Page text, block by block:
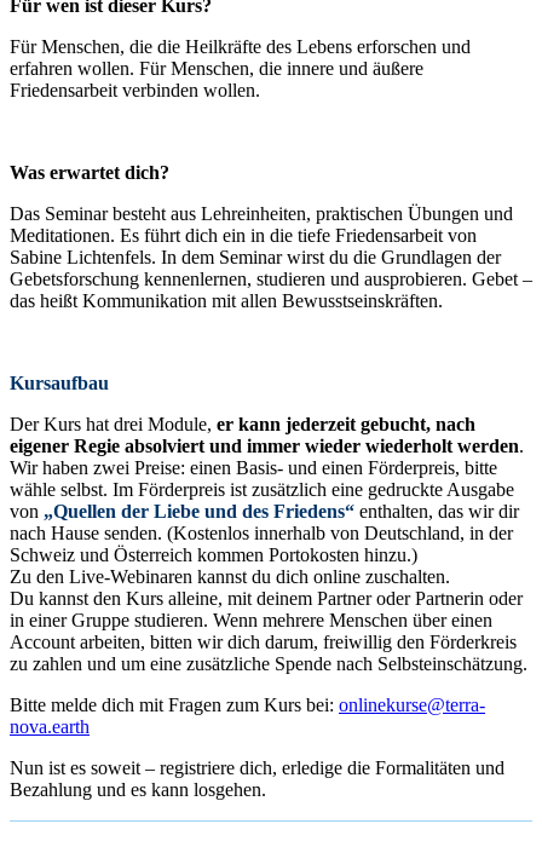
Für wen ist dieser Kurs?
Für Menschen, die die Heilkräfte des Lebens erforschen und
erfahren wollen. Für Menschen, die innere und äußere
Friedensarbeit verbinden wollen.
Was erwartet dich?
Das Seminar besteht aus Lehreinheiten, praktischen Übungen und
Meditationen. Es führt dich ein in die tiefe Friedensarbeit von
Sabine Lichtenfels. In dem Seminar wirst du die Grundlagen der
Gebetsforschung kennenlernen, studieren und ausprobieren. Gebet –
das heißt Kommunikation mit allen Bewusstseinskräften.
Kursaufbau
Der Kurs hat drei Module, er kann jederzeit gebucht, nach
eigener Regie absolviert und immer wieder wiederholt werden.
Wir haben zwei Preise: einen Basis- und einen Förderpreis, bitte
wähle selbst. Im Förderpreis ist zusätzlich eine gedruckte Ausgabe
von „Quellen der Liebe und des Friedens“ enthalten, das wir dir
nach Hause senden. (Kostenlos innerhalb von Deutschland, in der
Schweiz und Österreich kommen Portokosten hinzu.)
Zu den Live-Webinaren kannst du dich online zuschalten.
Du kannst den Kurs alleine, mit deinem Partner oder Partnerin oder
in einer Gruppe studieren. Wenn mehrere Menschen über einen
Account arbeiten, bitten wir dich darum, freiwillig den Förderkreis
zu zahlen und um eine zusätzliche Spende nach Selbsteinschätzung.
Bitte melde dich mit Fragen zum Kurs bei: onlinekurse@terra-
nova.earth
Nun ist es soweit – registriere dich, erledige die Formalitäten und
Bezahlung und es kann losgehen.